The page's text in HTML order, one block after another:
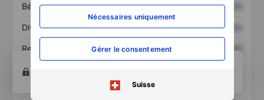
Nécessaires uniquement
Gérer le consentement
Suisse
Bénéfice par action XXXXXXX XXXXXXX
Dividende par action XXXXXXX XXXXXXX
Rendement des
capitaux propres
XXXXXXX
XXXXXXX
Ouvrir un compte
techniques et d’analyse.